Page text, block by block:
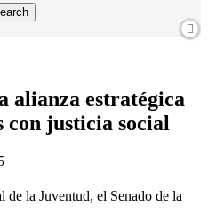
alianza estratégica
justicia social
la Juventud, el Senado de la